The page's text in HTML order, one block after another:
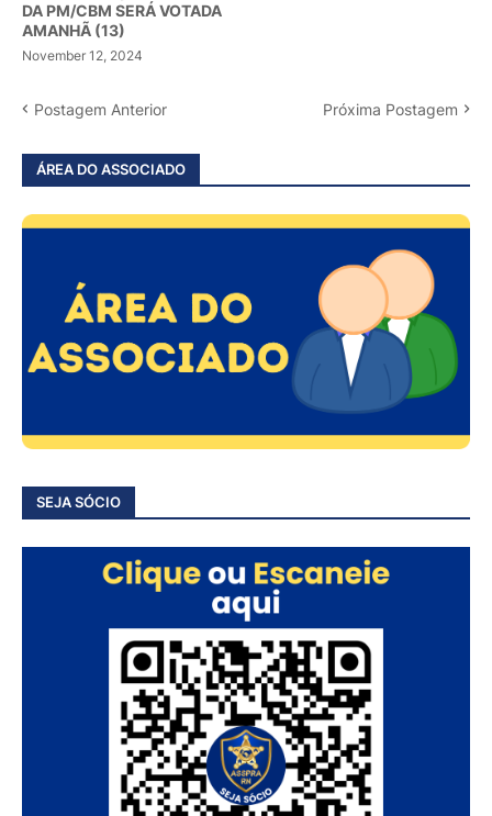
DA PM/CBM SERÁ VOTADA
AMANHÃ (13)
November 12, 2024
Postagem Anterior Próxima Postagem
ÁREA DO ASSOCIADO
SEJA SÓCIO